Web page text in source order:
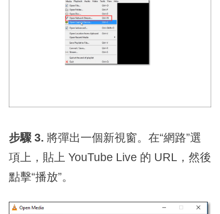
步驟 3. 將彈出一個新視窗。在“網路”選
項上，貼上 YouTube Live 的 URL，然後
點擊“播放”。